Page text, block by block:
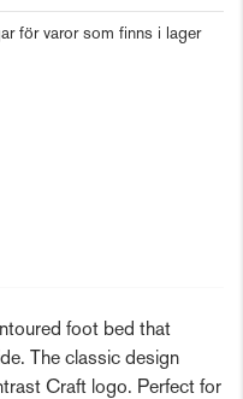
för varor som finns i lager
foot bed that
The classic design
Craft logo. Perfect for